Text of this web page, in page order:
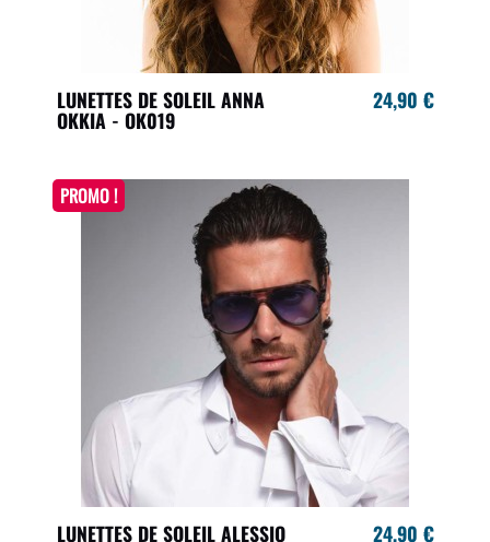
LUNETTES DE SOLEIL ANNA
OKKIA - OK019
24,90 €
LUNETTES DE SOLEIL ALESSIO 24,90 €
PROMO !